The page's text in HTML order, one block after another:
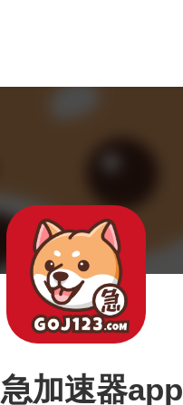
加速器app